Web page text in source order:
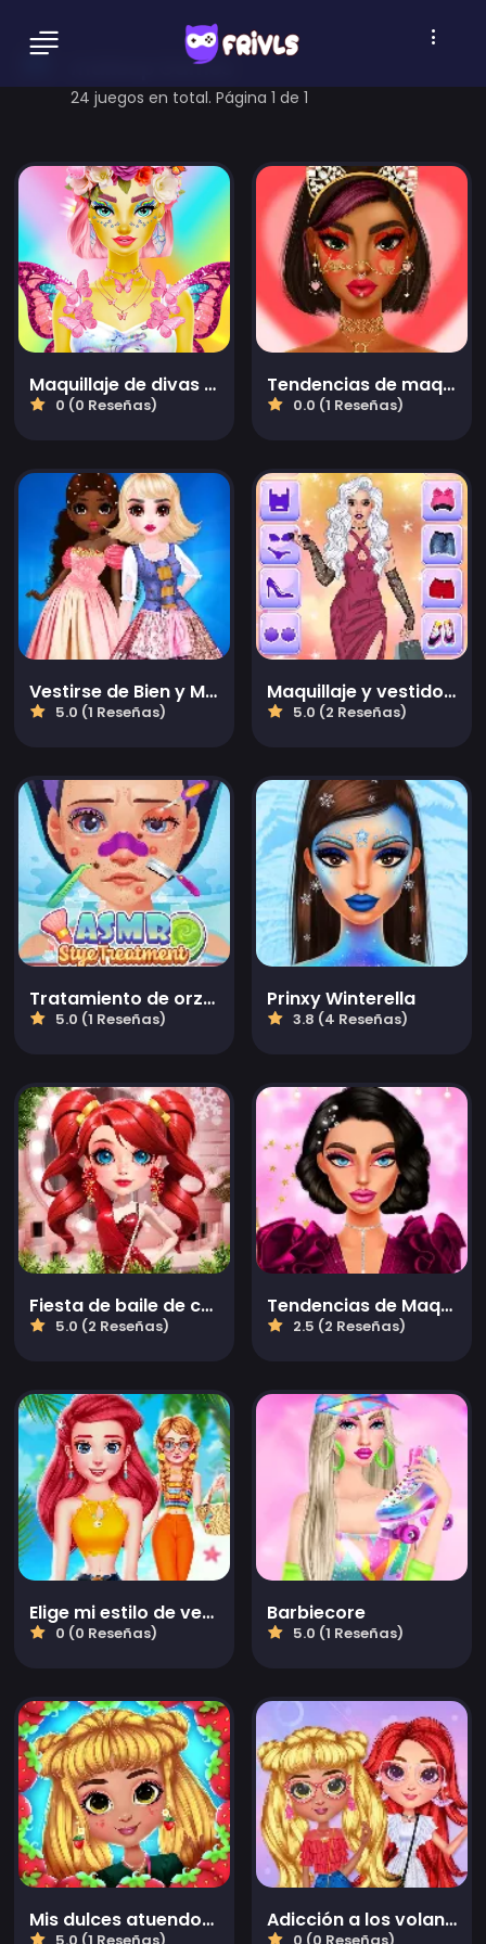
makeup Games
24 juegos en total. Página 1 de 1
Maquillaje de divas deslumbrantes
0 (0 Reseñas)
Tendencias de maquillaje de San Valentín
0.0 (1 Reseñas)
Vestirse de Bien y Mal
5.0 (1 Reseñas)
Maquillaje y vestido de fashionista
5.0 (2 Reseñas)
Tratamiento de orzuelo ASMR
5.0 (1 Reseñas)
Prinxy Winterella
3.8 (4 Reseñas)
Fiesta de baile de cover
5.0 (2 Reseñas)
Tendencias de Maquillaje de Año Nuevo
2.5 (2 Reseñas)
Elige mi estilo de verano
0 (0 Reseñas)
Barbiecore
5.0 (1 Reseñas)
Mis dulces atuendos de fresa Adicción a los volantes elegantes escalonados